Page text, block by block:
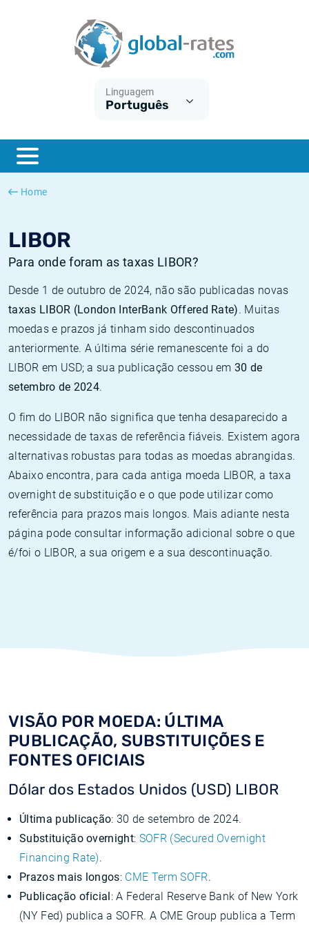
Linguagem
Português
Home
LIBOR
Para onde foram as taxas LIBOR?
Desde 1 de outubro de 2024, não são publicadas novas
taxas LIBOR (London InterBank Offered Rate). Muitas
moedas e prazos já tinham sido descontinuados
anteriormente. A última série remanescente foi a do
LIBOR em USD; a sua publicação cessou em30 de
setembro de 2024.
O fim do LIBOR não significa que tenha desaparecido a
necessidade de taxas de referência fiáveis. Existem agora
alternativas robustas para todas as moedas abrangidas.
Abaixo encontra, para cada antiga moeda LIBOR, a taxa
overnight de substituição e o que pode utilizar como
referência para prazos mais longos. Mais adiante nesta
página pode consultar informação adicional sobre o que
é/foi o LIBOR, a sua origem e a sua descontinuação.
VISÃO POR MOEDA: ÚLTIMA
PUBLICAÇÃO, SUBSTITUIÇÕES E
FONTES OFICIAIS
Dólar dos Estados Unidos (USD) LIBOR
Última publicação: 30 de setembro de 2024.
Substituição overnight: SOFR (Secured Overnight
Financing Rate).
Prazos mais longos: CME Term SOFR.
Publicação oficial: A Federal Reserve Bank of New York
(NY Fed) publica a SOFR. A CME Group publica a Term
ESTER
SONIA
O que é a inflação do IPC?
O que é a inflação do IHPC?
Inflação Estados Unidos
Inflação Europa
Taxas Euribor históricas
Taxas ESTER históricas
Taxas SONIA históricas
Taxas TONAR históricas
Calculadora de inflação